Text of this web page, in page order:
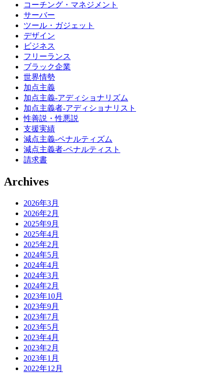
コーチング・マネジメント
サーバー
ツール・ガジェット
デザイン
ビジネス
フリーランス
ブラック企業
世界情勢
加点主義
加点主義-アディショナリズム
加点主義者-アディショナリスト
性善説・性悪説
支援実績
減点主義-ペナルティズム
減点主義者-ペナルティスト
請求書
Archives
2026年3月
2026年2月
2025年9月
2025年4月
2025年2月
2024年5月
2024年4月
2024年3月
2024年2月
2023年10月
2023年9月
2023年7月
2023年5月
2023年4月
2023年2月
2023年1月
2022年12月